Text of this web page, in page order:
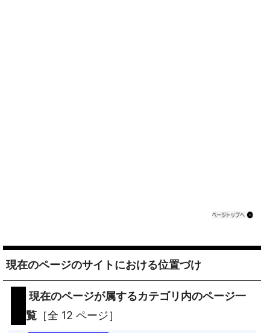
現在のページのサイトにおける位置づけ
現在のページが属するカテゴリ内のページ一
覧 ［全 12 ページ］